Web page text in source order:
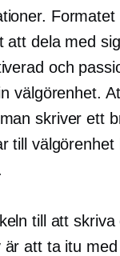
att dela med
och
välgörenhet.
skriver ett
till välgörenhet
till att
är att ta itu